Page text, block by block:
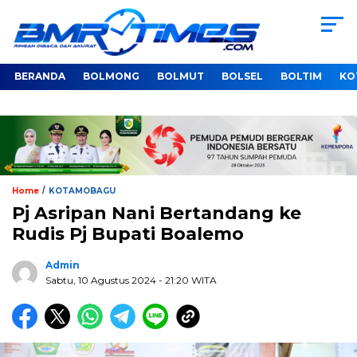
BERANDA BOLMONG BOLMUT BOLSEL BOLTIM
Home / KOTAMOBAGU
Pj Asripan Nani Bertandang ke
Rudis Pj Bupati Boalemo
Admin
Sabtu, 10 Agustus 2024 - 21:20 WITA